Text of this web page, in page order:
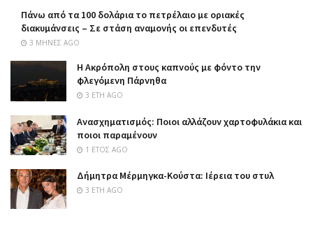
Πάνω από τα 100 δολάρια το πετρέλαιο με οριακές
διακυμάνσεις – Σε στάση αναμονής οι επενδυτές
3 ΜΉΝΕΣ AGO
Η Ακρόπολη στους καπνούς με φόντο την
φλεγόμενη Πάρνηθα
3 ΈΤΗ AGO
Ανασχηματισμός: Ποιοι αλλάζουν χαρτοφυλάκια και
ποιοι παραμένουν
1 ΈΤΟΣ AGO
Δήμητρα Μέρμηγκα-Κούστα: Ιέρεια του στυλ
3 ΈΤΗ AGO